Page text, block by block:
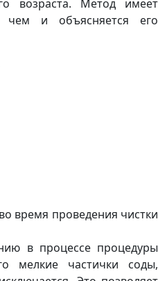
возраста. Метод имеет
чем и объясняется его
время проведения чистки
в процессе процедуры
мелкие частички соды,